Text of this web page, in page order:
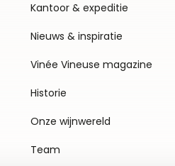
Kantoor & expeditie
Nieuws & inspiratie
Vinée Vineuse magazine
Historie
Onze wijnwereld
Team